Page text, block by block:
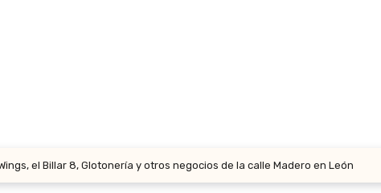
el Billar 8, Glotonería y otros negocios de la calle Madero en León